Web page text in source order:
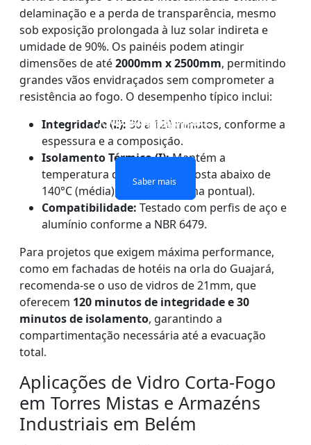
ÚNICA CONTRA FOGO
VIDRO DE CAMADAS
DUPLAS À PROVA DE
FOGO
Saber mais
JANELAS E PORTAS DE
VIDRO À PROVA DE
FOGO
Saber mais
PAREDE DIVISÓRIA DE
VIDRO À PROVA DE
FOGO
Saber mais
delaminação e a perda de transparência, mesmo
sob exposição prolongada à luz solar indireta e
umidade de 90%. Os painéis podem atingir
dimensões de até2000mm x 2500mm, permitindo
grandes vãos envidraçados sem comprometer a
resistência ao fogo. O desempenho típico inclui:
Integridade (E): 30 a 120 minutos, conforme a
espessura e a composição.
Isolamento Térmico (I):Mantém a
temperatura da face não exposta abaixo de
140°C (média) e 180°C (máxima pontual).
Compatibilidade: Testado com perfis de aço e
alumínio conforme a NBR 6479.
Para projetos que exigem máxima performance,
como em fachadas de hotéis na orla do Guajará,
recomenda-se o uso de vidros de 21mm, que
oferecem 120 minutos de integridade e 30
minutos de isolamento, garantindo a
compartimentação necessária até a evacuação
total.
Aplicações de Vidro Corta-Fogo
em Torres Mistas e Armazéns
Industriais em Belém